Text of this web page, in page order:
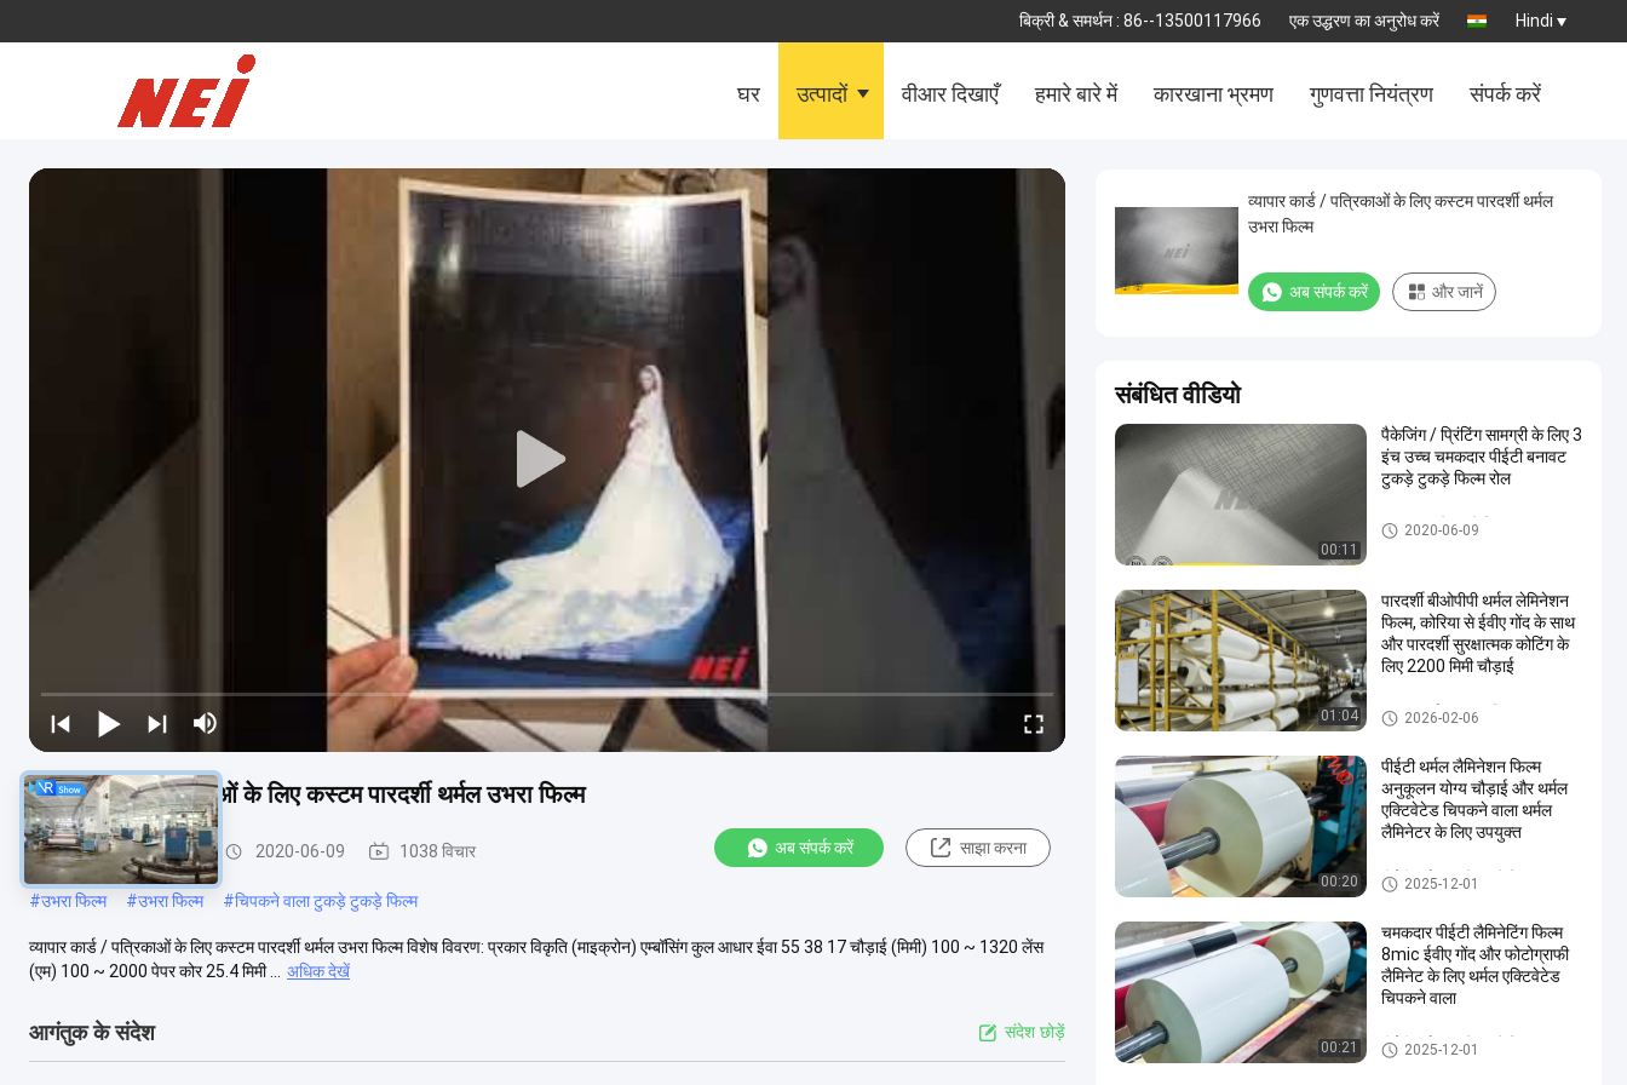
बिक्री & समर्थन : 86--13500117966 एक उद्धरण का अनुरोध करें Hindi
घर उत्पादों वीआर दिखाएँ हमारे बारे में कारखाना भ्रमण गुणवत्ता नियंत्रण संपर्क करें
व्यापार कार्ड / पत्रिकाओं के लिए कस्टम पारदर्शी थर्मल उभरा फिल्म
बनावट टुकड़े टुकड़े फिल्म 2020-06-09 1038 विचार अब संपर्क करें साझा करना
#उभरा फिल्म #उभरा फिल्म #चिपकने वाला टुकड़े टुकड़े फिल्म
व्यापार कार्ड / पत्रिकाओं के लिए कस्टम पारदर्शी थर्मल उभरा फिल्म विशेष विवरण: प्रकार विकृति (माइक्रोन) एम्बॉसिंग कुल आधार ईवा 55 38 17 चौड़ाई (मिमी) 100 ~ 1320 लेंस
(एम) 100 ~ 2000 पेपर कोर 25.4 मिमी ...
अधिक देखें
आगंतुक के संदेश संदेश छोड़ें
व्यापार कार्ड / पत्रिकाओं के लिए कस्टम पारदर्शी थर्मल
उभरा फिल्म
अब संपर्क करें और जानें
संबंधित वीडियो
00:11
पैकेजिंग / प्रिंटिंग सामग्री के लिए 3
इंच उच्च चमकदार पीईटी बनावट
टुकड़े टुकड़े फिल्म रोल
बनावट टुकड़े टुकड़े फिल्म
2020-06-09
01:04
पारदर्शी बीओपीपी थर्मल लेमिनेशन
फिल्म, कोरिया से ईवीए गोंद के साथ
और पारदर्शी सुरक्षात्मक कोटिंग के
लिए 2200 मिमी चौड़ाई
BOPP थर्मल फाड़ना फिल्म
2026-02-06
00:20
पीईटी थर्मल लैमिनेशन फिल्म
अनुकूलन योग्य चौड़ाई और थर्मल
एक्टिवेटेड चिपकने वाला थर्मल
लैमिनेटर के लिए उपयुक्त
पीईटी थर्मल टुकड़े टुकड़े फिल्म
2025-12-01
00:21
चमकदार पीईटी लैमिनेटिंग फिल्म
8mic ईवीए गोंद और फोटोग्राफी
लैमिनेट के लिए थर्मल एक्टिवेटेड
चिपकने वाला
पीईटी थर्मल टुकड़े टुकड़े फिल्म
2025-12-01